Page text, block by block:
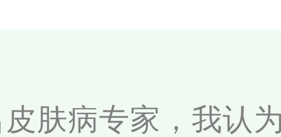
肤病专家，我认